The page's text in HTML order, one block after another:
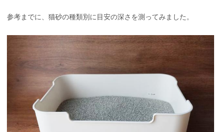
参考までに、猫砂の種類別に目安の深さを測ってみました。